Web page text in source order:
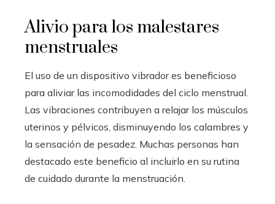
Alivio para los malestares
menstruales
El uso de un dispositivo vibrador es beneficioso
para aliviar las incomodidades del ciclo menstrual.
Las vibraciones contribuyen a relajar los músculos
uterinos y pélvicos, disminuyendo los calambres y
la sensación de pesadez. Muchas personas han
destacado este beneficio al incluirlo en su rutina
de cuidado durante la menstruación.